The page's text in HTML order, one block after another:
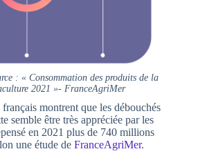
: « Consommation des produits de la
2021 »- FranceAgriMer
montrent que les débouchés
semble être très appréciée par les
en 2021 plus de 740 millions
une étude de FranceAgriMer.